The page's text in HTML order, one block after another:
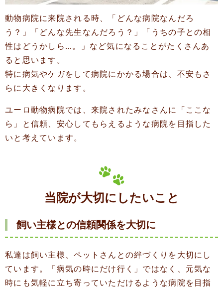
動物病院に来院される時、「どんな病院なんだろ
う？」「どんな先生なんだろう？」「うちの子との相
性はどうかしら…。」など気になることがたくさんあ
ると思います。
特に病気やケガをして病院にかかる場合は、不安もさ
らに大きくなります。
ユーロ動物病院では、来院されたみなさんに「ここな
ら」と 信頼、安心してもらえるような病院を目指した
いと考えています。
当院が大切にしたいこと
飼い主様との信頼関係を大切に
私達は飼い主様、ペットさんとの絆づくりを大切にし
ています。「病気の時にだけ行く」ではなく、元気な
時にも気軽に立ち寄っていただけるような病院を目指